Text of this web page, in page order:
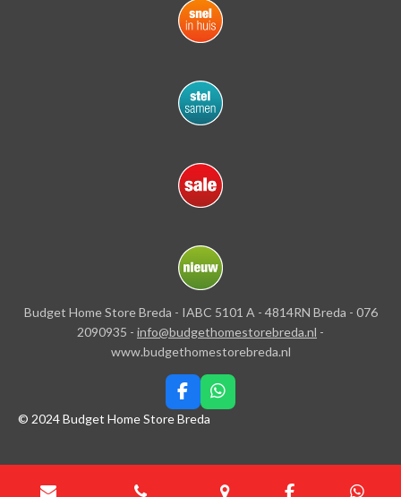
Budget Home Store Breda - IABC 5101 A - 4814RN Breda - 076
2090935 - info@budgethomestorebreda.nl -
www.budgethomestorebreda.nl
F
a
b
W
h
s
© 2024 Budget Home Store Breda